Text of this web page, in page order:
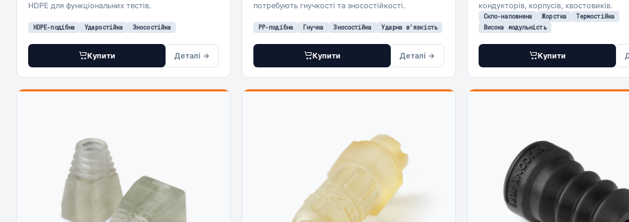
HDPE для функціональних тестів.
HDPE-подібна Ударостійка Зносостійка
Купити Деталі →
потребують гнучкості та зносостійкості.
PP-подібна Гнучка Зносостійка Ударна в'язкість
Купити Деталі →
кондукторів, корпусів, хвостовиків.
Скло-наповнена Жорстка
Термостійка
Висока модульність
Купити